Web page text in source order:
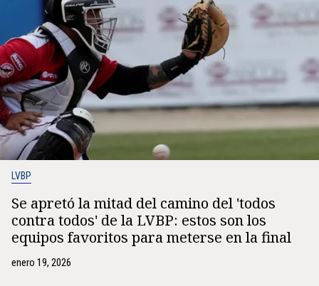
LVBP
Se apretó la mitad del camino del 'todos
contra todos' de la LVBP: estos son los
equipos favoritos para meterse en la final
enero 19, 2026